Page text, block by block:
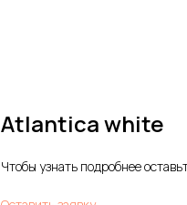
Atlantica white
Чтобы узнать подробнее